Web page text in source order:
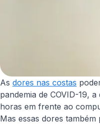
As dores nas costas
pandemia de COVID-19,
horas em frente ao
Mas essas dores